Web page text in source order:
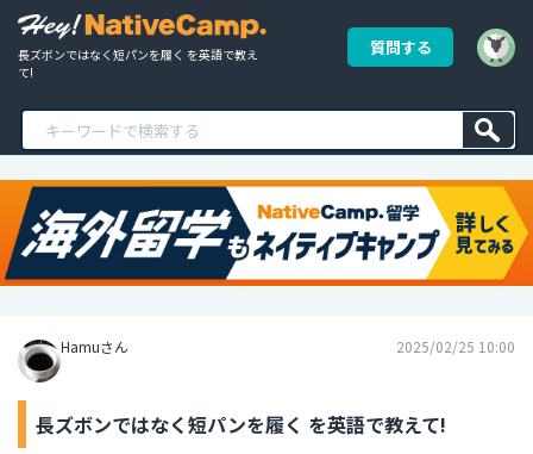
長ズボンではなく短パンを履く を英語で教え
て!
質問する
Hamuさん 2025/02/25 10:00
長ズボンではなく短パンを履く を英語で教えて!